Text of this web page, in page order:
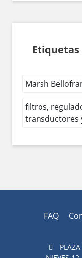
Etiquetas
Marsh
filtros,
transductores
FAQ